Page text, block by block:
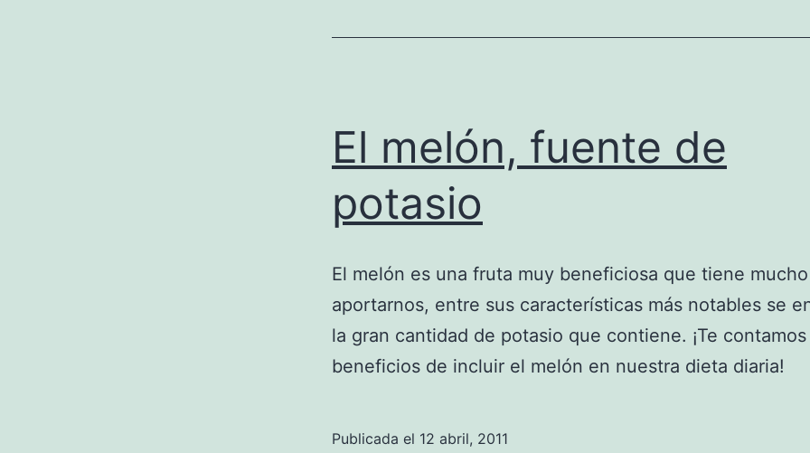
El melón, fuente de
potasio
El melón es una fruta muy beneficiosa que tiene
aportarnos, entre sus características más notables se
la gran cantidad de potasio que contiene. ¡Te
beneficios de incluir el melón en nuestra dieta diaria!
Publicada el 12 abril, 2011